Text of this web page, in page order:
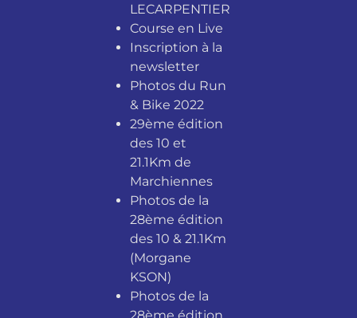
LECARPENTIER
Course en Live
Inscription à la
newsletter
Photos du Run
& Bike 2022
29ème édition
des 10 et
21.1Km de
Marchiennes
Photos de la
28ème édition
des 10 & 21.1Km
(Morgane
KSON)
Photos de la